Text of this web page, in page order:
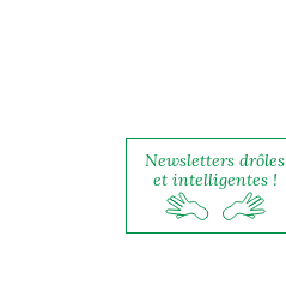
Newsletters drôles
et intelligentes !